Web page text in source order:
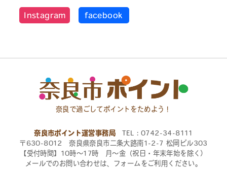
Instagram facebook
奈良で過ごしてポイントをためよう！
奈良市ポイント運営事務局 TEL：0742-34-8111
〒630-8012 奈良県奈良市二条大路南1-2-7 松岡ビル303
【受付時間】10時〜17時 月〜金（祝日・年末年始を除く）
メールでのお問い合わせは、フォームをご利用ください。